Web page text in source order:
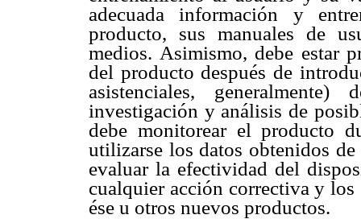
adecuada información y
producto, sus manuales de
medios. Asimismo, debe estar
del producto después de
asistenciales,
investigación y análisis de
debe monitorear el producto
utilizarse los datos obtenidos
evaluar la efectividad del
cualquier acción correctiva y los
ése u otros nuevos productos.